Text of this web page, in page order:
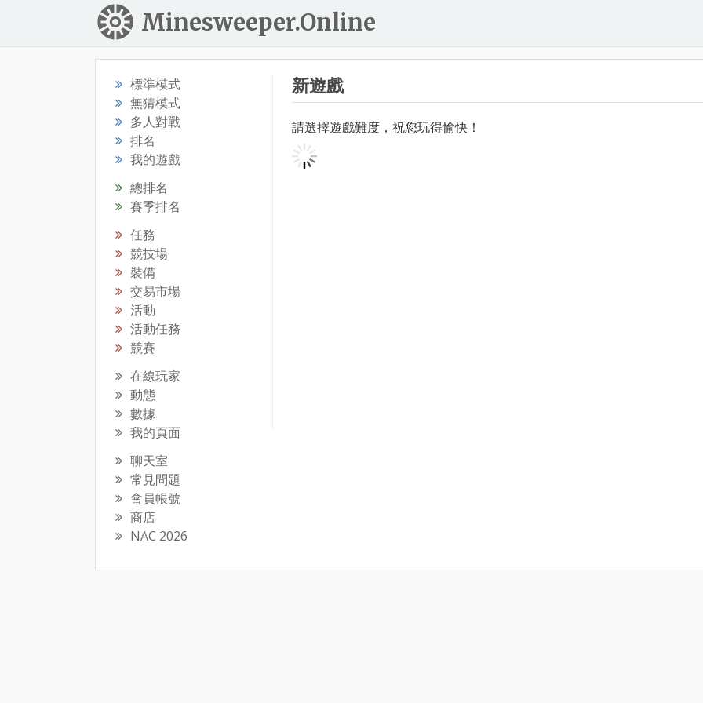
Minesweeper.Online
標準模式
無猜模式
多人對戰
排名
我的遊戲
總排名
賽季排名
任務
競技場
裝備
交易市場
活動
活動任務
競賽
在線玩家
動態
數據
我的頁面
聊天室
常見問題
會員帳號
商店
NAC 2026
新遊戲
請選擇遊戲難度，祝您玩得愉快！